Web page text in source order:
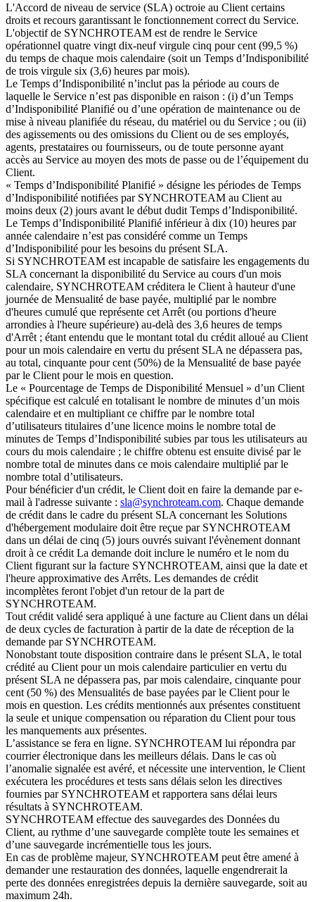
L'Accord de niveau de service (SLA) octroie au Client certains
droits et recours garantissant le fonctionnement correct du Service.
L'objectif de SYNCHROTEAM est de rendre le Service
opérationnel quatre vingt dix-neuf virgule cinq pour cent (99,5 %)
du temps de chaque mois calendaire (soit un Temps d’Indisponibilité
de trois virgule six (3,6) heures par mois).
Le Temps d’Indisponibilité n’inclut pas la période au cours de
laquelle le Service n’est pas disponible en raison : (i) d’un Temps
d’Indisponibilité Planifié ou d’une opération de maintenance ou de
mise à niveau planifiée du réseau, du matériel ou du Service ; ou (ii)
des agissements ou des omissions du Client ou de ses employés,
agents, prestataires ou fournisseurs, ou de toute personne ayant
accès au Service au moyen des mots de passe ou de l’équipement du
Client.
« Temps d’Indisponibilité Planifié » désigne les périodes de Temps
d’Indisponibilité notifiées par SYNCHROTEAM au Client au
moins deux (2) jours avant le début dudit Temps d’Indisponibilité.
Le Temps d’Indisponibilité Planifié inférieur à dix (10) heures par
année calendaire n’est pas considéré comme un Temps
d’Indisponibilité pour les besoins du présent SLA.
Si SYNCHROTEAM est incapable de satisfaire les engagements du
SLA concernant la disponibilité du Service au cours d'un mois
calendaire, SYNCHROTEAM créditera le Client à hauteur d'une
journée de Mensualité de base payée, multiplié par le nombre
d'heures cumulé que représente cet Arrêt (ou portions d'heure
arrondies à l'heure supérieure) au-delà des 3,6 heures de temps
d'Arrêt ; étant entendu que le montant total du crédit alloué au Client
pour un mois calendaire en vertu du présent SLA ne dépassera pas,
au total, cinquante pour cent (50%) de la Mensualité de base payée
par le Client pour le mois en question.
Le « Pourcentage de Temps de Disponibilité Mensuel » d’un Client
spécifique est calculé en totalisant le nombre de minutes d’un mois
calendaire et en multipliant ce chiffre par le nombre total
d’utilisateurs titulaires d’une licence moins le nombre total de
minutes de Temps d’Indisponibilité subies par tous les utilisateurs au
cours du mois calendaire ; le chiffre obtenu est ensuite divisé par le
nombre total de minutes dans ce mois calendaire multiplié par le
nombre total d’utilisateurs.
Pour bénéficier d'un crédit, le Client doit en faire la demande par e-
mail à l'adresse suivante : sla@synchroteam.com. Chaque demande
de crédit dans le cadre du présent SLA concernant les Solutions
d'hébergement modulaire doit être reçue par SYNCHROTEAM
dans un délai de cinq (5) jours ouvrés suivant l'évènement donnant
droit à ce crédit La demande doit inclure le numéro et le nom du
Client figurant sur la facture SYNCHROTEAM, ainsi que la date et
l'heure approximative des Arrêts. Les demandes de crédit
incomplètes feront l'objet d'un retour de la part de
SYNCHROTEAM.
Tout crédit validé sera appliqué à une facture au Client dans un délai
de deux cycles de facturation à partir de la date de réception de la
demande par SYNCHROTEAM.
Nonobstant toute disposition contraire dans le présent SLA, le total
crédité au Client pour un mois calendaire particulier en vertu du
présent SLA ne dépassera pas, par mois calendaire, cinquante pour
cent (50 %) des Mensualités de base payées par le Client pour le
mois en question. Les crédits mentionnés aux présentes constituent
la seule et unique compensation ou réparation du Client pour tous
les manquements aux présentes.
L’assistance se fera en ligne. SYNCHROTEAM lui répondra par
courrier électronique dans les meilleurs délais. Dans le cas où
l’anomalie signalée est avéré, et nécessite une intervention, le Client
exécutera les procédures et tests sans délais selon les directives
fournies par SYNCHROTEAM et rapportera sans délai leurs
résultats à SYNCHROTEAM.
SYNCHROTEAM effectue des sauvegardes des Données du
Client, au rythme d’une sauvegarde complète toute les semaines et
d’une sauvegarde incrémentielle tous les jours.
En cas de problème majeur, SYNCHROTEAM peut être amené à
demander une restauration des données, laquelle engendrerait la
perte des données enregistrées depuis la dernière sauvegarde, soit au
maximum 24h.